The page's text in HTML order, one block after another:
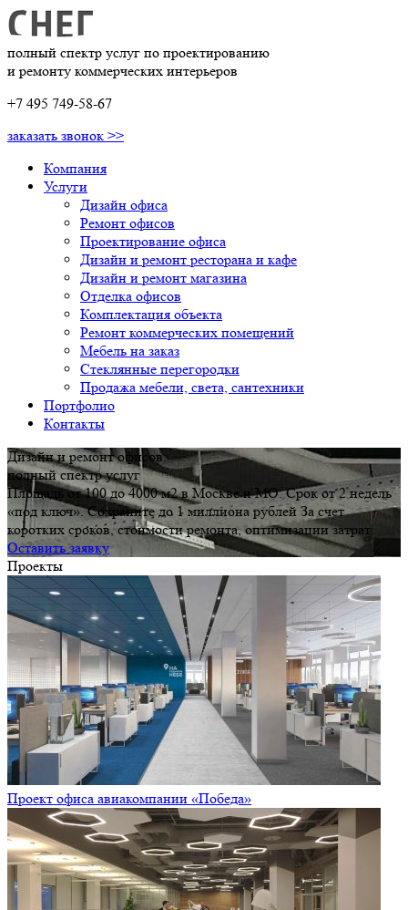
полный спектр услуг по проектированию
и ремонту коммерческих интерьеров
+7 495 749-58-67
заказать звонок >>
Компания
Услуги
Дизайн офиса
Ремонт офисов
Проектирование офиса
Дизайн и ремонт ресторана и кафе
Дизайн и ремонт магазина
Отделка офисов
Комплектация объекта
Ремонт коммерческих помещений
Мебель на заказ
Стеклянные перегородки
Продажа мебели, света, сантехники
Портфолио
Контакты
Дизайн и ремонт офисов:
полный спектр услуг
Площадь от 100 до 4000 м2 в Москве и МО. Срок от 2 недель
«под ключ». Сохраните до 1 миллиона рублей За счет
коротких сроков, стоимости ремонта, оптимизации затрат
Оставить заявку
Проекты
Проект офиса авиакомпании «Победа»